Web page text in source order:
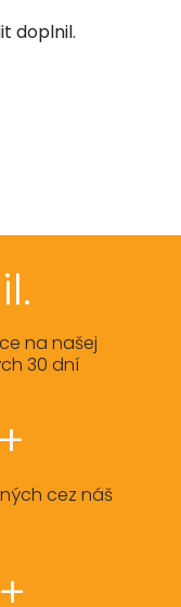
doplnil.
na našej
30 dní
cez náš